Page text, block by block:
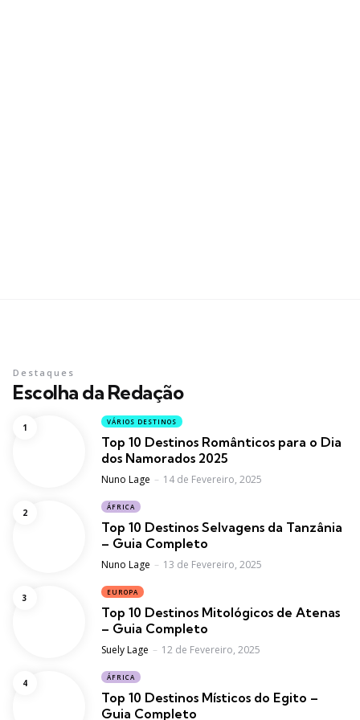
Escolha da Redação
Destaques
VÁRIOS DESTINOS
Top 10 Destinos Românticos para o Dia
dos Namorados 2025
Posted
Nuno Lage 14 de Fevereiro, 2025
ÁFRICA
Top 10 Destinos Selvagens da Tanzânia
– Guia Completo
Posted
Nuno Lage 13 de Fevereiro, 2025
EUROPA
Top 10 Destinos Mitológicos de Atenas
– Guia Completo
Posted
Suely Lage 12 de Fevereiro, 2025
ÁFRICA
Top 10 Destinos Místicos do Egito –
Guia Completo